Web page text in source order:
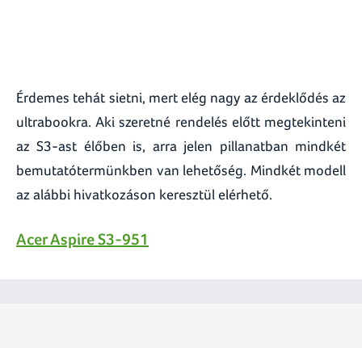
Érdemes tehát sietni, mert elég nagy az érdeklődés az
ultrabookra. Aki szeretné rendelés előtt megtekinteni
az S3-ast élőben is, arra jelen pillanatban mindkét
bemutatótermünkben van lehetőség. Mindkét modell
az alábbi hivatkozáson keresztül elérhető.
Acer Aspire S3-951